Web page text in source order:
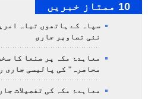
10 ممتاز خبریں
سپاہ کے ہاتھوں تباہ
نئی تصاویر جاری
معاہدۂ مکہ پر صنعا کا
محاصرہ" کی پالیسی جاری
معاہدۂ مکہ کی تفصیلات